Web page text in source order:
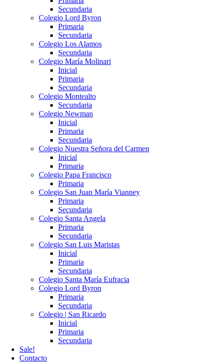
Secundaria
Colegio Lord Byron
Primaria
Secundaria
Colegio Los Alamos
Secundaria
Colegio María Molinari
Inicial
Primaria
Secundaria
Colegio Montealto
Secundaria
Colegio Newman
Inicial
Primaria
Secundaria
Colegio Nuestra Señora del Carmen
Inicial
Primaria
Colegio Papa Francisco
Primaria
Colegio San Juan María Vianney
Primaria
Secundaria
Colegio Santa Angela
Primaria
Secundaria
Colegio San Luis Maristas
Inicial
Primaria
Secundaria
Colegio Santa María Eufracia
Colegio Lord Byron
Primaria
Secundaria
Colegio | San Ricardo
Inicial
Primaria
Secundaria
Sale!
Contacto